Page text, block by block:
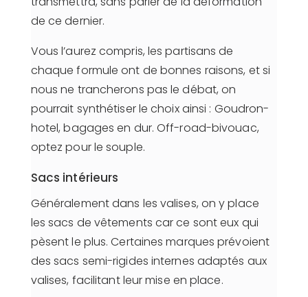
de ce dernier.
Vous l’aurez compris, les partisans de
chaque formule ont de bonnes raisons, et si
nous ne trancherons pas le débat, on
pourrait synthétiser le choix ainsi : Goudron-
hotel, bagages en dur. Off-road-bivouac,
optez pour le souple.
Sacs intérieurs
Généralement dans les valises, on y place
les sacs de vêtements car ce sont eux qui
pèsent le plus. Certaines marques prévoient
des sacs semi-rigides internes adaptés aux
valises, facilitant leur mise en place.